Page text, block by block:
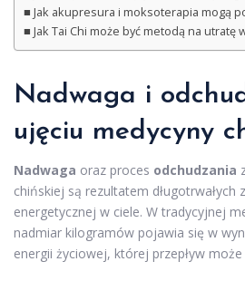
Jak akupresura i moksoterapia mogą
Jak Tai Chi może być metodą na utratę
Nadwaga i
ujęciu medycyny
Nadwaga oraz proces odchudzania
chińskiej są rezultatem długotrwałych
energetycznej w ciele. W tradycyjnej
nadmiar kilogramów pojawia się w
energii życiowej, której przepływ może